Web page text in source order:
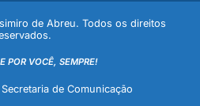
de Abreu. Todos os direitos
POR VOCÊ, SEMPRE!
de Comunicação